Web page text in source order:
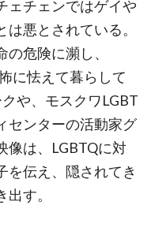
ェチェンではゲイや
悪とされている。
危険に瀕し、
に怯えて暮らして
や、モスクワLGBT
センターの活動家グ
像は、LGBTQに対
を伝え、隠されてき
す。